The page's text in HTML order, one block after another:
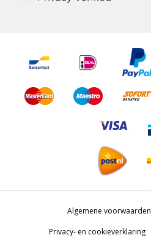
Algemene voorwaarden
Privacy- en cookieverklaring